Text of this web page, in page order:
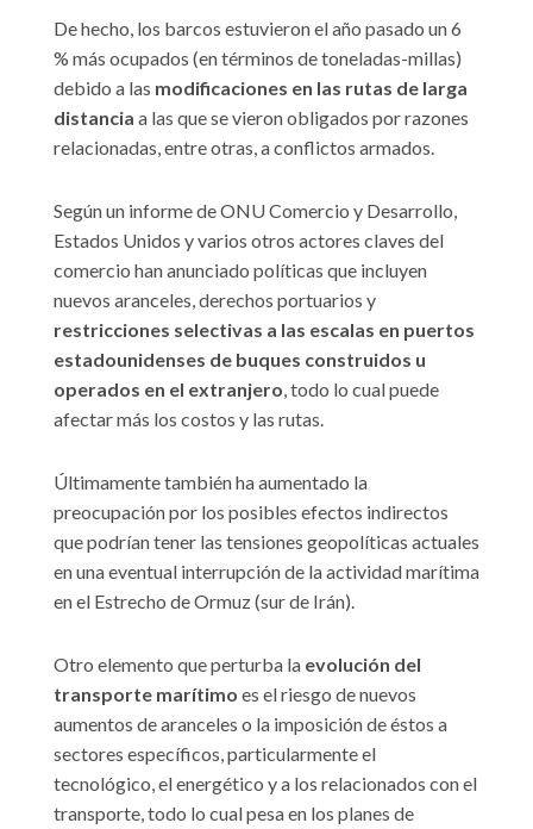
De hecho, los barcos estuvieron el año pasado un 6
% más ocupados (en términos de toneladas-millas)
debido a las modificaciones en las rutas de larga
distancia a las que se vieron obligados por razones
relacionadas, entre otras, a conflictos armados.
Según un informe de ONU Comercio y Desarrollo,
Estados Unidos y varios otros actores claves del
comercio han anunciado políticas que incluyen
nuevos aranceles, derechos portuarios y
restricciones selectivas a las escalas en puertos
estadounidenses de buques construidos u
operados en el extranjero , todo lo cual puede
afectar más los costos y las rutas.
Últimamente también ha aumentado la
preocupación por los posibles efectos indirectos
que podrían tener las tensiones geopolíticas actuales
en una eventual interrupción de la actividad marítima
en el Estrecho de Ormuz (sur de Irán).
Otro elemento que perturba la evolución del
transporte marítimo es el riesgo de nuevos
aumentos de aranceles o la imposición de éstos a
sectores específicos, particularmente el
tecnológico, el energético y a los relacionados con el
transporte, todo lo cual pesa en los planes de